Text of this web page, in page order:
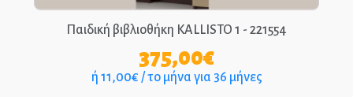
Παιδική βιβλιοθήκη KALLISTO 1 - 221554
375,00€
ή 11,00€ / το μήνα για 36 μήνες